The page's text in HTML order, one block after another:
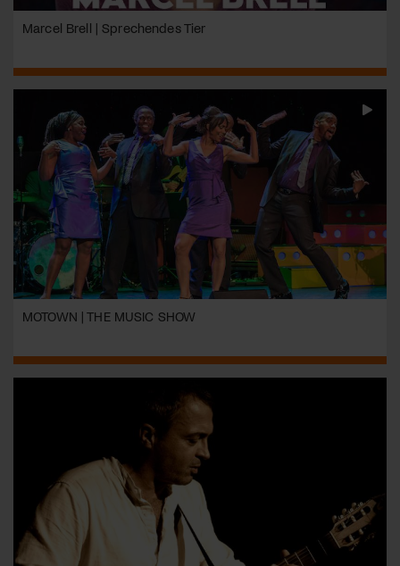
Marcel Brell | Sprechendes Tier
MOTOWN | THE MUSIC SHOW